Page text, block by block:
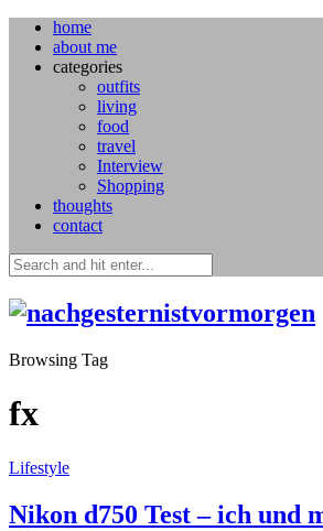
home
about me
categories
outfits
living
food
travel
Interview
Shopping
thoughts
contact
Browsing Tag
fx
Lifestyle
Nikon d750 Test – ich und